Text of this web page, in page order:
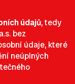
údajů, tedy
bez
údaje, které
neúplných